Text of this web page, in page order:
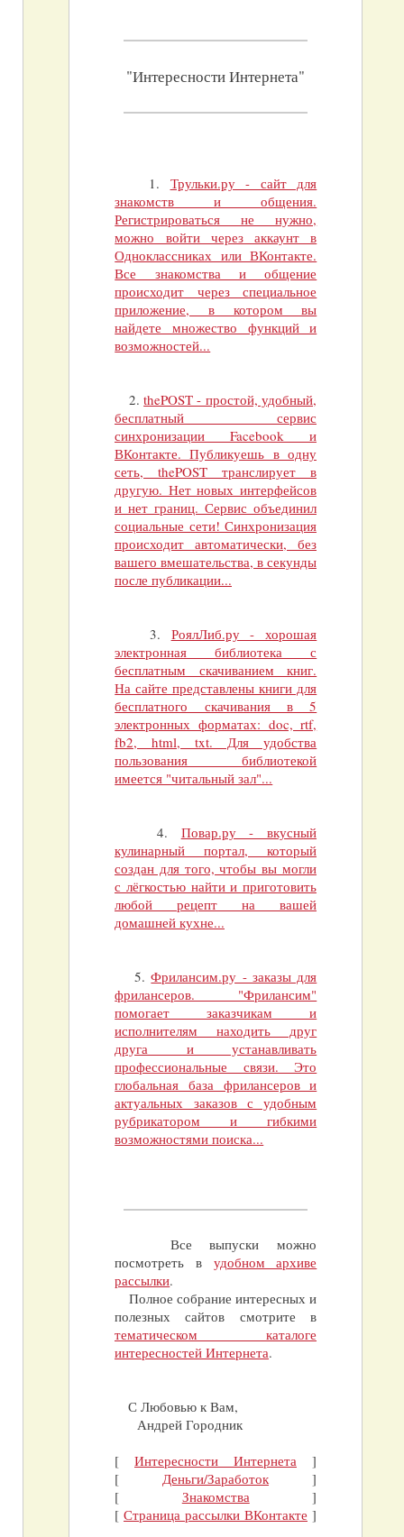
"Интересности Интернета"
1. Трульки.ру - сайт для
знакомств и общения.
Регистрироваться не нужно,
можно войти через аккаунт в
Одноклассниках или ВКонтакте.
Все знакомства и общение
происходит через специальное
приложение, в котором вы
найдете множество функций и
возможностей...
2.thePOST - простой, удобный,
бесплатный сервис
синхронизации Facebook и
ВКонтакте. Публикуешь в одну
сеть, thePOST транслирует в
другую. Нет новых интерфейсов
и нет границ. Сервис объединил
социальные сети! Синхронизация
происходит автоматически, без
вашего вмешательства, в секунды
после публикации...
3. РоялЛиб.ру - хорошая
электронная библиотека с
бесплатным скачиванием книг.
На сайте представлены книги для
бесплатного скачивания в 5
электронных форматах: doc, rtf,
fb2, html, txt. Для удобства
пользования библиотекой
имеется "читальный зал"...
4. Повар.ру - вкусный
кулинарный портал, который
создан для того, чтобы вы могли
с лёгкостью найти и приготовить
любой рецепт на вашей
домашней кухне...
5.Фрилансим.ру - заказы для
фрилансеров. "Фрилансим"
помогает заказчикам и
исполнителям находить друг
друга и устанавливать
профессиональные связи. Это
глобальная база фрилансеров и
актуальных заказов с удобным
рубрикатором и гибкими
возможностями поиска...
Все выпуски можно
посмотреть в удобном архиве
рассылки.
Полное собрание интересных и
полезных сайтов смотрите в
тематическом каталоге
интересностей Интернета.
С Любовью к Вам,
Андрей Городник
[ Интересности Интернета ]
[ Деньги/Заработок]
[ Знакомства]
[ Страница рассылки ВКонтакте ]